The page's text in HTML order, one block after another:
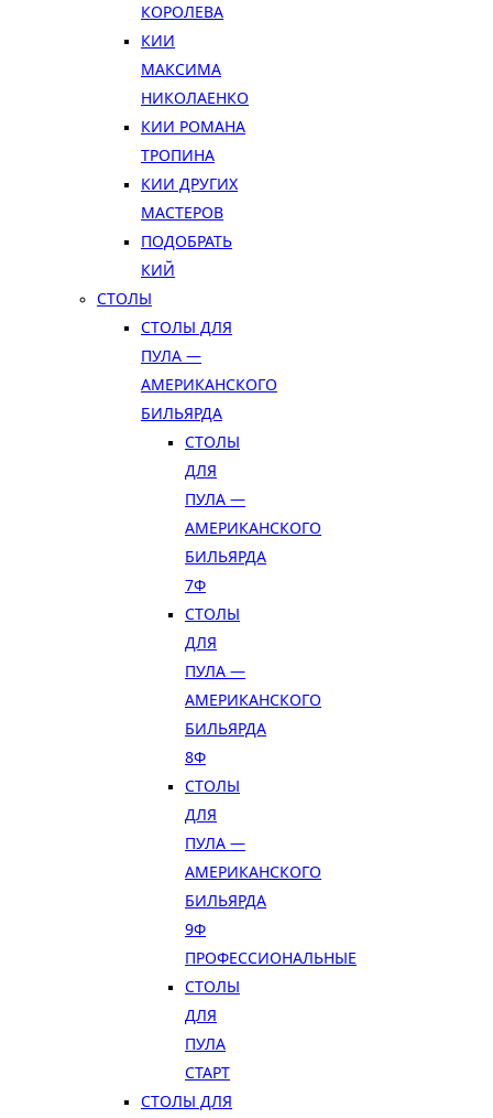
КОРОЛЕВА
КИИ
МАКСИМА
НИКОЛАЕНКО
КИИ РОМАНА
ТРОПИНА
КИИ ДРУГИХ
МАСТЕРОВ
ПОДОБРАТЬ
КИЙ
СТОЛЫ
СТОЛЫ ДЛЯ
ПУЛА —
АМЕРИКАНСКОГО
БИЛЬЯРДА
СТОЛЫ
ДЛЯ
ПУЛА —
АМЕРИКАНСКОГО
БИЛЬЯРДА
7Ф
СТОЛЫ
ДЛЯ
ПУЛА —
АМЕРИКАНСКОГО
БИЛЬЯРДА
8Ф
СТОЛЫ
ДЛЯ
ПУЛА —
АМЕРИКАНСКОГО
БИЛЬЯРДА
9Ф
ПРОФЕССИОНАЛЬНЫЕ
СТОЛЫ
ДЛЯ
ПУЛА
СТАРТ
СТОЛЫ ДЛЯ